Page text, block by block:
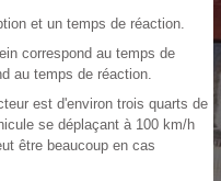
et un temps de réaction.
correspond au temps de
au temps de réaction.
est d'environ trois quarts de
se déplaçant à 100 km/h
être beaucoup en cas